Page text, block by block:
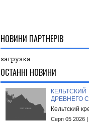
НОВИНИ ПАРТНЕРІВ
загрузка...
ОСТАННІ НОВИНИ
ДРЕВНЕГО
Кельтский
Серп 05 2026 |